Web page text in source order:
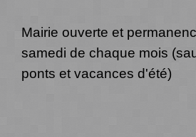
Mairie ouverte et
samedi de chaque mois
ponts et vacances d'été)